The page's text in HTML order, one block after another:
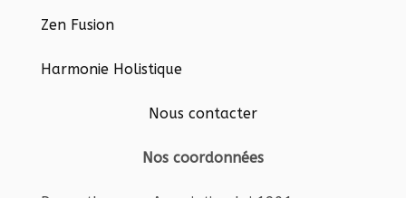
Zen Fusion
Harmonie Holistique
Nous contacter
Nos coordonnées